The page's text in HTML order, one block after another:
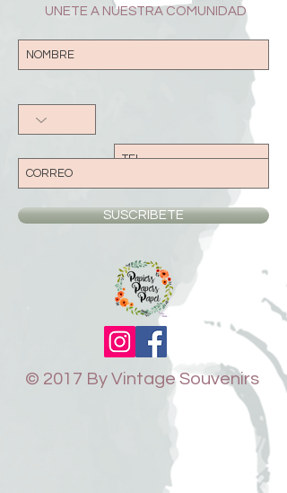
UNETE A NUESTRA COMUNIDAD
SUSCRIBETE
© 2017 By Vintage Souvenirs